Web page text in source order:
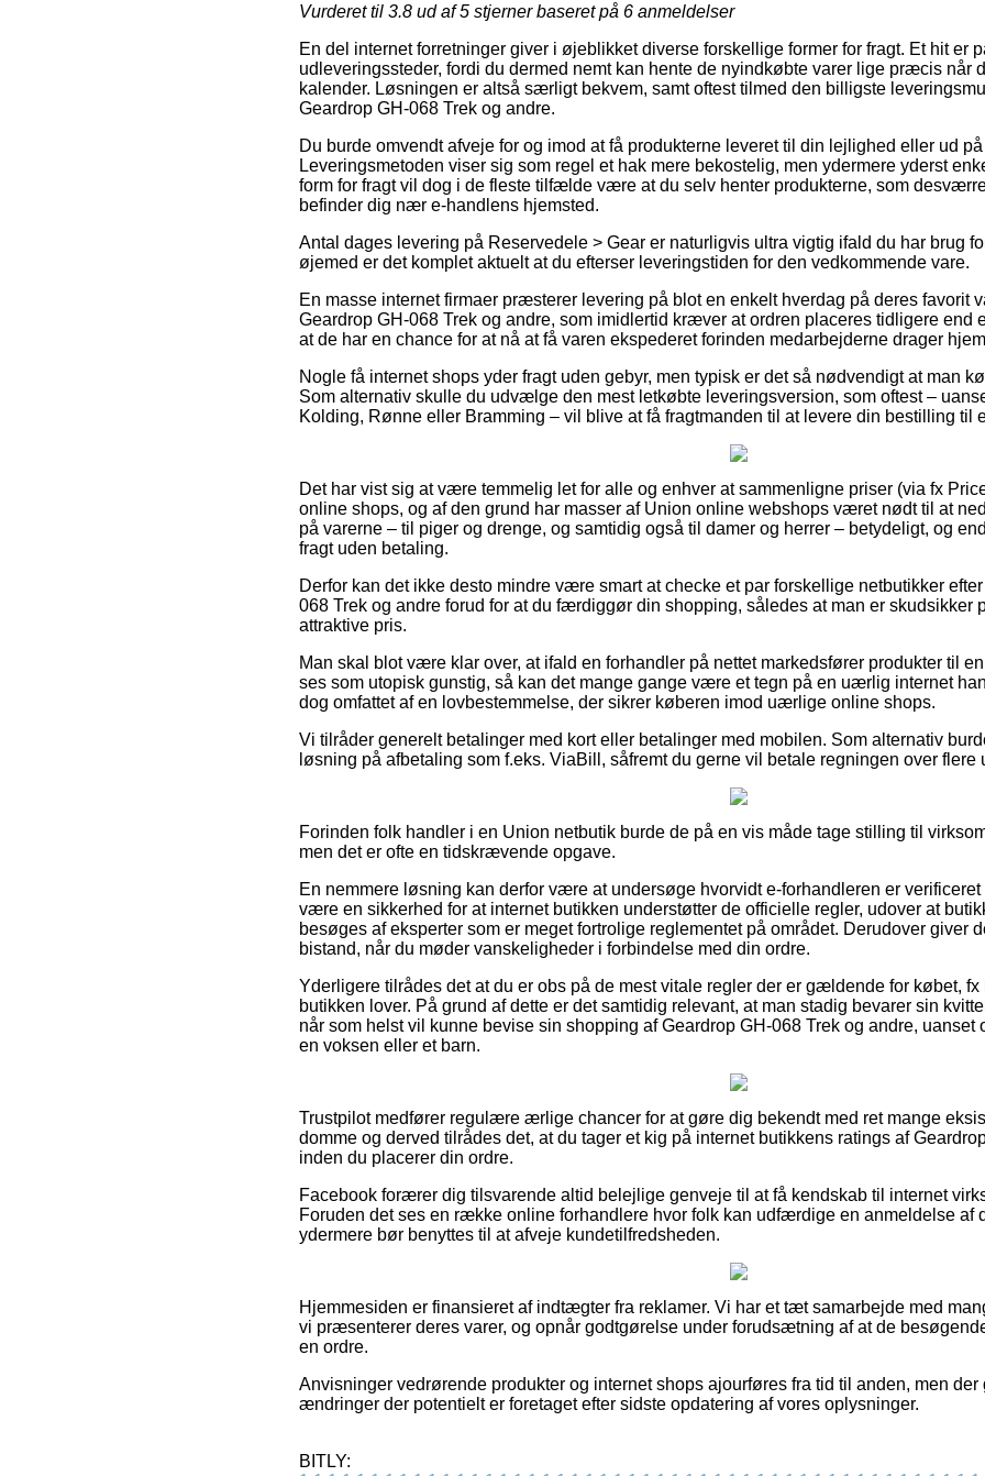
Vurderet til 3.8 ud af 5 stjerner baseret på 6 anmeldelser
En del internet forretninger giver i øjeblikket diverse forskellige former for fragt. Et hit er
udleveringssteder, fordi du dermed nemt kan hente de nyindkøbte varer lige præcis når
kalender. Løsningen er altså særligt bekvem, samt oftest tilmed den billigste
Geardrop GH-068 Trek og andre.
Du burde omvendt afveje for og imod at få produkterne leveret til din lejlighed eller ud
Leveringsmetoden viser sig som regel et hak mere bekostelig, men ydermere yderst
form for fragt vil dog i de fleste tilfælde være at du selv henter produkterne, som
befinder dig nær e-handlens hjemsted.
Antal dages levering på Reservedele > Gear er naturligvis ultra vigtig ifald du har brug
øjemed er det komplet aktuelt at du efterser leveringstiden for den vedkommende vare.
En masse internet firmaer præsterer levering på blot en enkelt hverdag på deres favorit
Geardrop GH-068 Trek og andre, som imidlertid kræver at ordren placeres tidligere end
at de har en chance for at nå at få varen ekspederet forinden medarbejderne drager
Nogle få internet shops yder fragt uden gebyr, men typisk er det så nødvendigt at man
Som alternativ skulle du udvælge den mest letkøbte leveringsversion, som oftest –
Kolding, Rønne eller Bramming – vil blive at få fragtmanden til at levere din bestilling til
Det har vist sig at være temmelig let for alle og enhver at sammenligne priser (via fx
online shops, og af den grund har masser af Union online webshops været nødt til at
på varerne – til piger og drenge, og samtidig også til damer og herrer – betydeligt, og
fragt uden betaling.
Derfor kan det ikke desto mindre være smart at checke et par forskellige netbutikker
068 Trek og andre forud for at du færdiggør din shopping, således at man er skudsikker
attraktive pris.
Man skal blot være klar over, at ifald en forhandler på nettet markedsfører produkter til
ses som utopisk gunstig, så kan det mange gange være et tegn på en uærlig internet
dog omfattet af en lovbestemmelse, der sikrer køberen imod uærlige online shops.
Vi tilråder generelt betalinger med kort eller betalinger med mobilen. Som alternativ
løsning på afbetaling som f.eks. ViaBill, såfremt du gerne vil betale regningen over flere
Forinden folk handler i en Union netbutik burde de på en vis måde tage stilling til
men det er ofte en tidskrævende opgave.
En nemmere løsning kan derfor være at undersøge hvorvidt e-forhandleren er
være en sikkerhed for at internet butikken understøtter de officielle regler, udover at
besøges af eksperter som er meget fortrolige reglementet på området. Derudover giver
bistand, når du møder vanskeligheder i forbindelse med din ordre.
Yderligere tilrådes det at du er obs på de mest vitale regler der er gældende for købet,
butikken lover. På grund af dette er det samtidig relevant, at man stadig bevarer sin
når som helst vil kunne bevise sin shopping af Geardrop GH-068 Trek og andre, uanset
en voksen eller et barn.
Trustpilot medfører regulære ærlige chancer for at gøre dig bekendt med ret mange
domme og derved tilrådes det, at du tager et kig på internet butikkens ratings af
inden du placerer din ordre.
Facebook forærer dig tilsvarende altid belejlige genveje til at få kendskab til internet
Foruden det ses en række online forhandlere hvor folk kan udfærdige en anmeldelse af
ydermere bør benyttes til at afveje kundetilfredsheden.
Hjemmesiden er finansieret af indtægter fra reklamer. Vi har et tæt samarbejde med
vi præsenterer deres varer, og opnår godtgørelse under forudsætning af at de
en ordre.
Anvisninger vedrørende produkter og internet shops ajourføres fra tid til anden, men der
ændringer der potentielt er foretaget efter sidste opdatering af vores oplysninger.
BITLY: